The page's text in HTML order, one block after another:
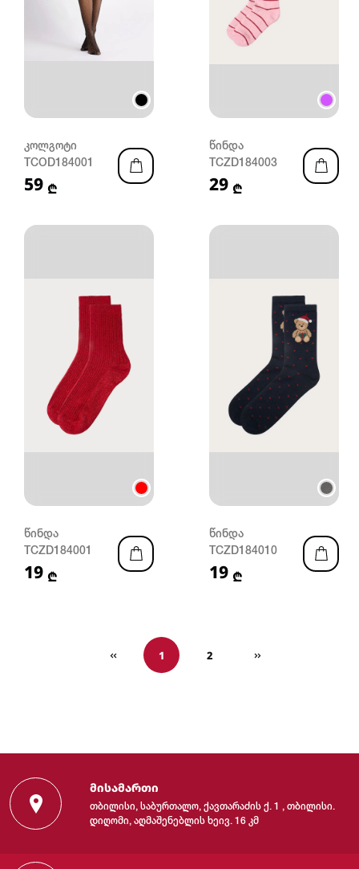
კოლგოტი
TCOD184001
59 ₾
წინდა
TCZD184003
29 ₾
წინდა
TCZD184001
19 ₾
წინდა
TCZD184010
19 ₾
1 2
მისამართი
თბილისი, საბურთალო, ქავთარაძის ქ. 1 , თბილისი.
დიღომი, აღმაშენებლის ხეივ. 16 კმ